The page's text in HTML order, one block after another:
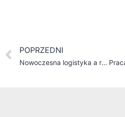
POPRZEDNI
Nowoczesna logistyka a rynek pracy – jakie procesy decydują o efektywności firm